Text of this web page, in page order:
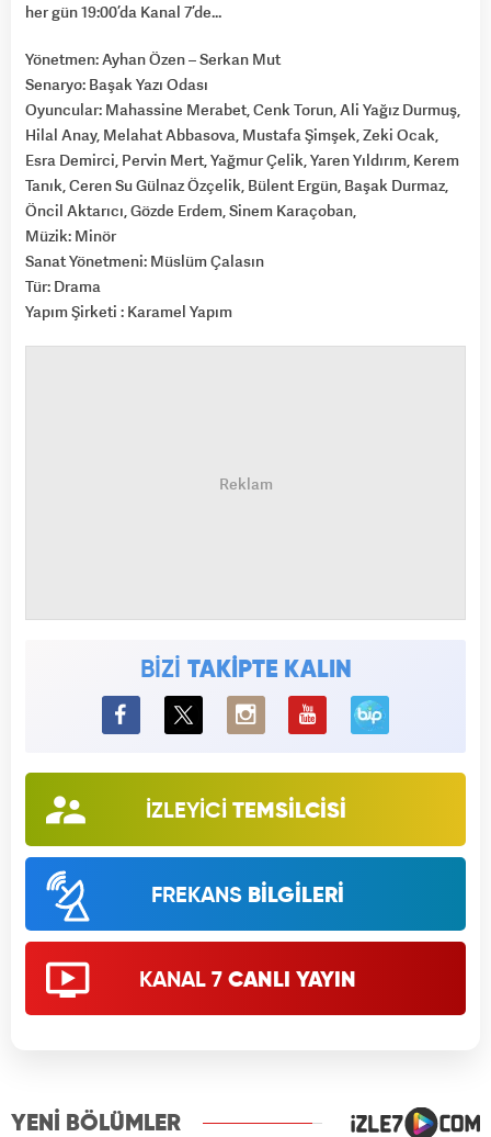
her gün 19:00’da Kanal 7’de…
Yönetmen: Ayhan Özen – Serkan Mut
Senaryo: Başak Yazı Odası
Oyuncular: Mahassine Merabet, Cenk Torun, Ali Yağız Durmuş,
Hilal Anay, Melahat Abbasova, Mustafa Şimşek, Zeki Ocak,
Esra Demirci, Pervin Mert, Yağmur Çelik, Yaren Yıldırım, Kerem
Tanık, Ceren Su Gülnaz Özçelik, Bülent Ergün, Başak Durmaz,
Öncil Aktarıcı, Gözde Erdem, Sinem Karaçoban,
Müzik: Minör
Sanat Yönetmeni: Müslüm Çalasın
Tür: Drama
Yapım Şirketi : Karamel Yapım
BİZİ TAKİPTE KALIN
BiP
İZLEYİCİ TEMSİLCİSİ
FREKANS BİLGİLERİ
KANAL 7 CANLI YAYIN
YENİ BÖLÜMLER